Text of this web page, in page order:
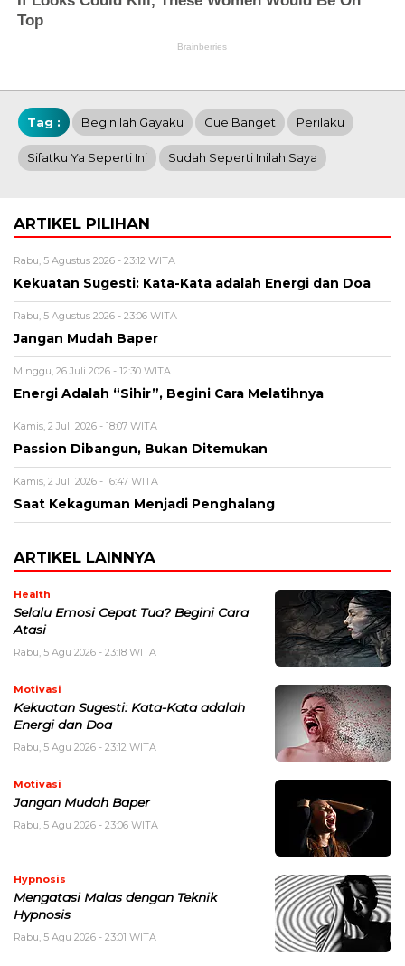
Tag : Beginilah Gayaku Gue Banget Perilaku
Sifatku Ya Seperti Ini Sudah Seperti Inilah Saya
ARTIKEL PILIHAN
Rabu, 5 Agustus 2026 - 23:12 WITA
Kekuatan Sugesti: Kata-Kata adalah Energi dan Doa
Rabu, 5 Agustus 2026 - 23:06 WITA
Jangan Mudah Baper
Minggu, 26 Juli 2026 - 12:30 WITA
Energi Adalah “Sihir”, Begini Cara Melatihnya
Kamis, 2 Juli 2026 - 18:07 WITA
Passion Dibangun, Bukan Ditemukan
Kamis, 2 Juli 2026 - 16:47 WITA
Saat Kekaguman Menjadi Penghalang
ARTIKEL LAINNYA
Health
Selalu Emosi Cepat Tua? Begini Cara
Atasi
Rabu, 5 Agu 2026 - 23:18 WITA
Motivasi
Kekuatan Sugesti: Kata-Kata adalah
Energi dan Doa
Rabu, 5 Agu 2026 - 23:12 WITA
Motivasi
Jangan Mudah Baper
Rabu, 5 Agu 2026 - 23:06 WITA
Hypnosis
Mengatasi Malas dengan Teknik
Hypnosis
Rabu, 5 Agu 2026 - 23:01 WITA